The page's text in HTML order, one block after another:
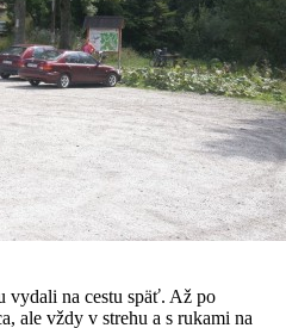
vydali na cestu späť. Až po
ale vždy v strehu a s rukami na